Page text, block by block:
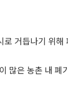
거듭나기 위해
많은 농촌 내 폐